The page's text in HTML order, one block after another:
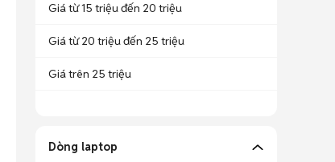
Giá từ 15 triệu đến 20 triệu
Giá từ 20 triệu đến 25 triệu
Giá trên 25 triệu
Dòng laptop